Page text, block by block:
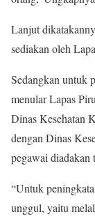
Lanjut
sediakan oleh
Sedangkan untuk
menular Lapas
Dinas Kesehatan
dengan Dinas
pegawai diadakan
“Untuk
unggul, yaitu